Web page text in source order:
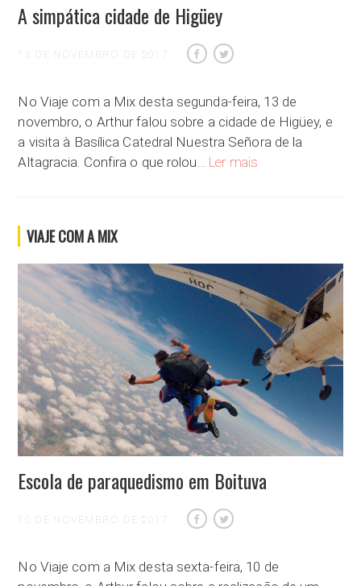
A simpática cidade de Higüey
13 DE NOVEMBRO DE 2017
No Viaje com a Mix desta segunda-feira, 13 de
novembro, o Arthur falou sobre a cidade de Higüey, e
a visita à Basílica Catedral Nuestra Señora de la
Altagracia. Confira o que rolou… Ler mais
VIAJE COM A MIX
Escola de paraquedismo em Boituva
10 DE NOVEMBRO DE 2017
No Viaje com a Mix desta sexta-feira, 10 de